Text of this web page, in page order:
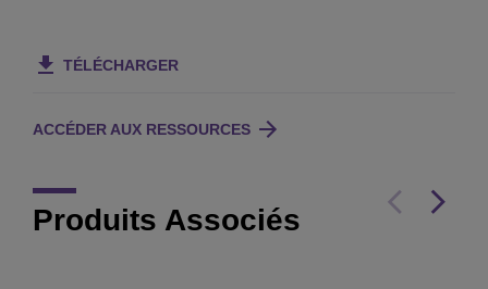
TÉLÉCHARGER
ACCÉDER AUX RESSOURCES
Produits Associés